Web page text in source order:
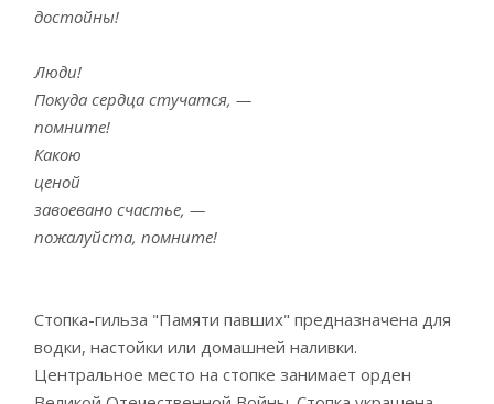
достойны!
Люди!
Покуда сердца стучатся, —
помните!
Какою
ценой
завоевано счастье, —
пожалуйста, помните!
Стопка-гильза "Памяти павших" предназначена для
водки, настойки или домашней наливки.
Центральное место на стопке занимает орден